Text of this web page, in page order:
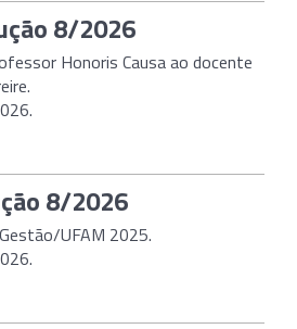
8/2026
Honoris Causa ao docente
8/2026
UFAM 2025.